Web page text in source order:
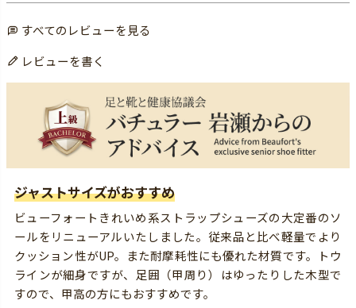
すべてのレビューを見る
レビューを書く
ジャストサイズがおすすめ
ビューフォートきれいめ系ストラップシューズの大定番のソ
ールをリニューアルいたしました。従来品と比べ軽量でより
クッション性がUP。また耐摩耗性にも優れた材質です。トウ
ラインが細身ですが、足囲（甲周り）はゆったりした木型で
すので、甲高の方にもおすすめです。